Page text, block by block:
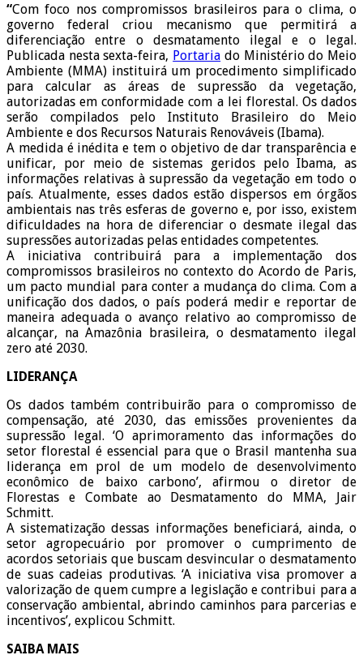
“Com foco nos compromissos brasileiros para o clima, o
governo federal criou mecanismo que permitirá a
diferenciação entre o desmatamento ilegal e o legal.
Publicada nesta sexta-feira, Portaria do Ministério do Meio
Ambiente (MMA) instituirá um procedimento simplificado
para calcular as áreas de supressão da vegetação,
autorizadas em conformidade com a lei florestal. Os dados
serão compilados pelo Instituto Brasileiro do Meio
Ambiente e dos Recursos Naturais Renováveis (Ibama).
A medida é inédita e tem o objetivo de dar transparência e
unificar, por meio de sistemas geridos pelo Ibama, as
informações relativas à supressão da vegetação em todo o
país. Atualmente, esses dados estão dispersos em órgãos
ambientais nas três esferas de governo e, por isso, existem
dificuldades na hora de diferenciar o desmate ilegal das
supressões autorizadas pelas entidades competentes.
A iniciativa contribuirá para a implementação dos
compromissos brasileiros no contexto do Acordo de Paris,
um pacto mundial para conter a mudança do clima. Com a
unificação dos dados, o país poderá medir e reportar de
maneira adequada o avanço relativo ao compromisso de
alcançar, na Amazônia brasileira, o desmatamento ilegal
zero até 2030.
LIDERANÇA
Os dados também contribuirão para o compromisso de
compensação, até 2030, das emissões provenientes da
supressão legal. ‘O aprimoramento das informações do
setor florestal é essencial para que o Brasil mantenha sua
liderança em prol de um modelo de desenvolvimento
econômico de baixo carbono’, afirmou o diretor de
Florestas e Combate ao Desmatamento do MMA, Jair
Schmitt.
A sistematização dessas informações beneficiará, ainda, o
setor agropecuário por promover o cumprimento de
acordos setoriais que buscam desvincular o desmatamento
de suas cadeias produtivas. ‘A iniciativa visa promover a
valorização de quem cumpre a legislação e contribui para a
conservação ambiental, abrindo caminhos para parcerias e
incentivos’, explicou Schmitt.
SAIBA MAIS